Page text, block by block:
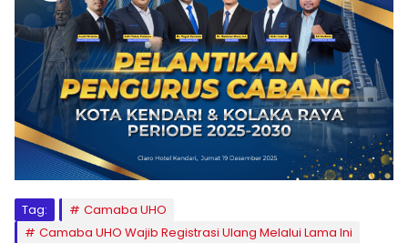
Tag:
Camaba UHO
Camaba UHO Wajib Registrasi Ulang Melalui Lama Ini